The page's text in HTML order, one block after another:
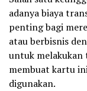
adanya biaya
penting bagi
atau berbisnis
untuk melakukan
membuat kartu
digunakan.